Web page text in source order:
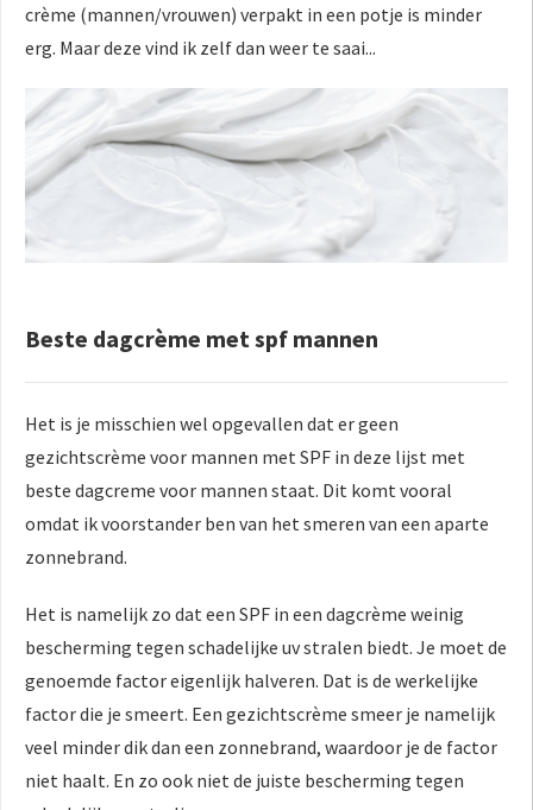
crème (mannen/vrouwen) verpakt in een potje is minder
erg. Maar deze vind ik zelf dan weer te saai...
Beste dagcrème met spf mannen
Het is je misschien wel opgevallen dat er geen
gezichtscrème voor mannen met SPF in deze lijst met
beste dagcreme voor mannen staat. Dit komt vooral
omdat ik voorstander ben van het smeren van een aparte
zonnebrand.
Het is namelijk zo dat een SPF in een dagcrème weinig
bescherming tegen schadelijke uv stralen biedt. Je moet de
genoemde factor eigenlijk halveren. Dat is de werkelijke
factor die je smeert. Een gezichtscrème smeer je namelijk
veel minder dik dan een zonnebrand, waardoor je de factor
niet haalt. En zo ook niet de juiste bescherming tegen